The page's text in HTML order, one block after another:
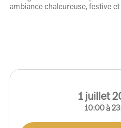
ambiance chaleureuse, festive
1juillet
10:00à